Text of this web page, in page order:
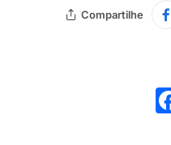
Compartilhe